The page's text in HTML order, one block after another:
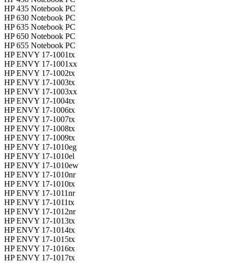
HP 435 Notebook PC
HP 630 Notebook PC
HP 635 Notebook PC
HP 650 Notebook PC
HP 655 Notebook PC
HP ENVY 17-1001tx
HP ENVY 17-1001xx
HP ENVY 17-1002tx
HP ENVY 17-1003tx
HP ENVY 17-1003xx
HP ENVY 17-1004tx
HP ENVY 17-1006tx
HP ENVY 17-1007tx
HP ENVY 17-1008tx
HP ENVY 17-1009tx
HP ENVY 17-1010eg
HP ENVY 17-1010el
HP ENVY 17-1010ew
HP ENVY 17-1010nr
HP ENVY 17-1010tx
HP ENVY 17-1011nr
HP ENVY 17-1011tx
HP ENVY 17-1012nr
HP ENVY 17-1013tx
HP ENVY 17-1014tx
HP ENVY 17-1015tx
HP ENVY 17-1016tx
HP ENVY 17-1017tx